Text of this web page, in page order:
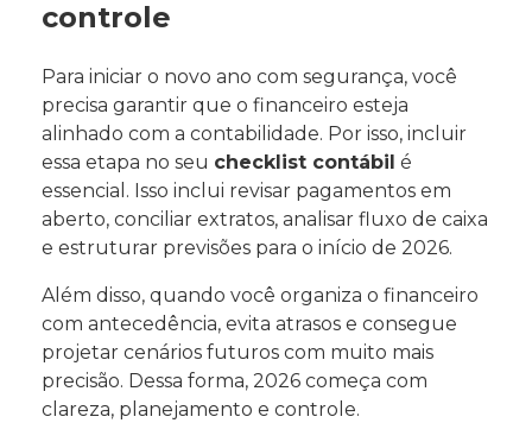
controle
Para iniciar o novo ano com segurança, você
precisa garantir que o financeiro esteja
alinhado com a contabilidade. Por isso, incluir
essa etapa no seu checklist contábil é
essencial. Isso inclui revisar pagamentos em
aberto, conciliar extratos, analisar fluxo de caixa
e estruturar previsões para o início de 2026.
Além disso, quando você organiza o financeiro
com antecedência, evita atrasos e consegue
projetar cenários futuros com muito mais
precisão. Dessa forma, 2026 começa com
clareza, planejamento e controle.